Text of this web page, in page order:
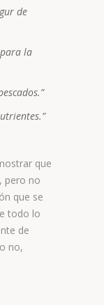
de
la
que
pero no
que se
todo lo
de
no,